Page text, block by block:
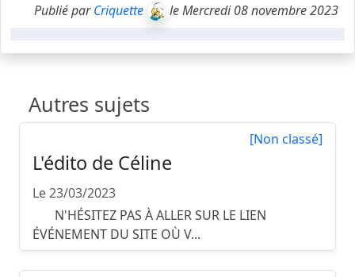
Publié parCriquette le Mercredi 08 novembre 2023
Autres sujets
[Non classé]
L'édito de Céline
Le 23/03/2023
N'HÉSITEZ PAS À ALLER SUR LE LIEN
ÉVÉNEMENT DU SITE OÙ V...